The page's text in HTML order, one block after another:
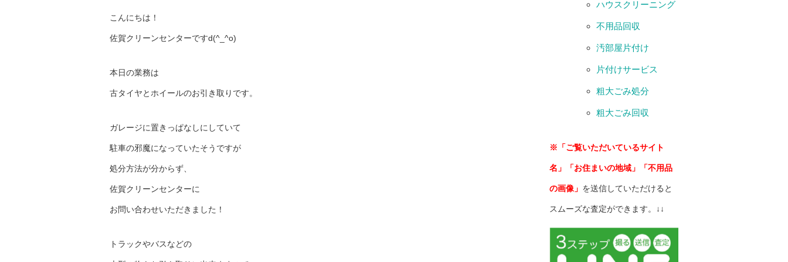
こんにちは！
佐賀クリーンセンターですd(^_^o)
本日の業務は
古タイヤとホイールのお引き取りです。
ガレージに置きっぱなしにしていて
駐車の邪魔になっていたそうですが
処分方法が分からず、
佐賀クリーンセンターに
お問い合わせいただきました！
トラックやバスなどの
ハウスクリーニング
不用品回収
汚部屋片付け
片付けサービス
粗大ごみ処分
粗大ごみ回収
※「ご覧いただいているサイト
名」「お住まいの地域」「不用品
の画像」 を送信していただけると
スムーズな査定ができます。↓↓